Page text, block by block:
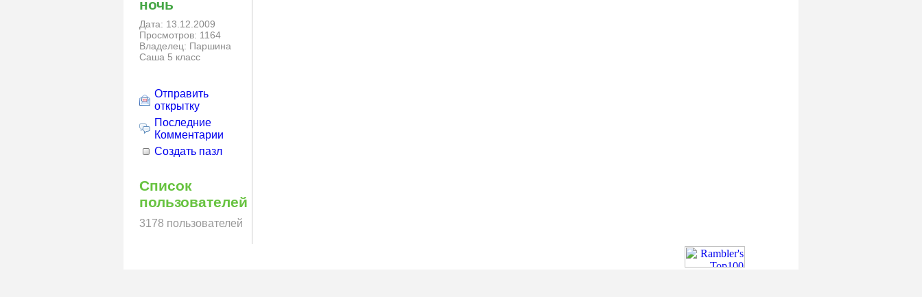
ночь
Дата: 13.12.2009
Просмотров: 1164
Владелец: Паршина
Саша 5 класс
Отправить
открытку
Последние
Комментарии
Создать пазл
Список
пользователей
3178 пользователей